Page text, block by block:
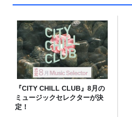
『CITY CHILL CLUB』8月の
ミュージックセレクターが決
定！